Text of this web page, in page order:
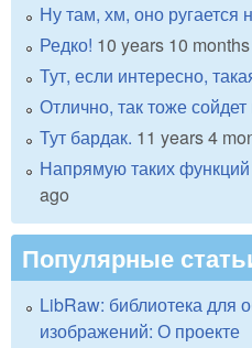
Ну там, хм, оно ругается
Редко! 10 years 10
Тут, если интересно,
Отлично, так тоже сойдет
Тут бардак. 11 years 4
Напрямую таких функций
ago
Популярные
LibRaw: библиотека для
изображений: О проекте